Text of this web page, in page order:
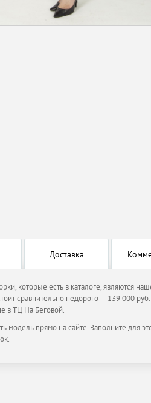
Доставка
которые есть в каталоге, являются
сравнительно недорого — 139 000
в ТЦ На Беговой.
модель прямо на сайте. Заполните для